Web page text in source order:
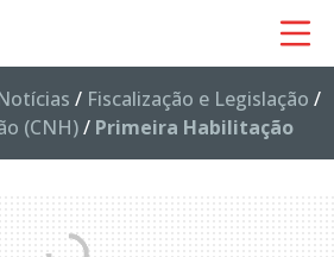
/ Fiscalização e Legislação /
(CNH)/ Primeira Habilitação